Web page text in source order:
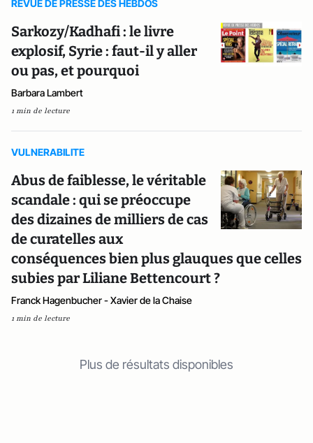
REVUE DE PRESSE DES HEBDOS
Sarkozy/Kadhafi : le livre
explosif, Syrie : faut-il y aller
ou pas, et pourquoi
Barbara Lambert
1 min de lecture
VULNERABILITE
Abus de faiblesse, le véritable
scandale : qui se préoccupe
des dizaines de milliers de cas
de curatelles aux
conséquences bien plus glauques que celles
subies par Liliane Bettencourt ?
Franck Hagenbucher - Xavier de la Chaise
1 min de lecture
Plus de résultats disponibles